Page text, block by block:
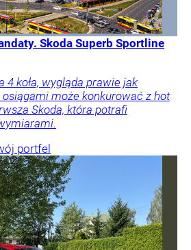
Skoda Superb Sportline
4 koła, wygląda prawie jak
może konkurować z hot
Skoda, która potrafi
portfel